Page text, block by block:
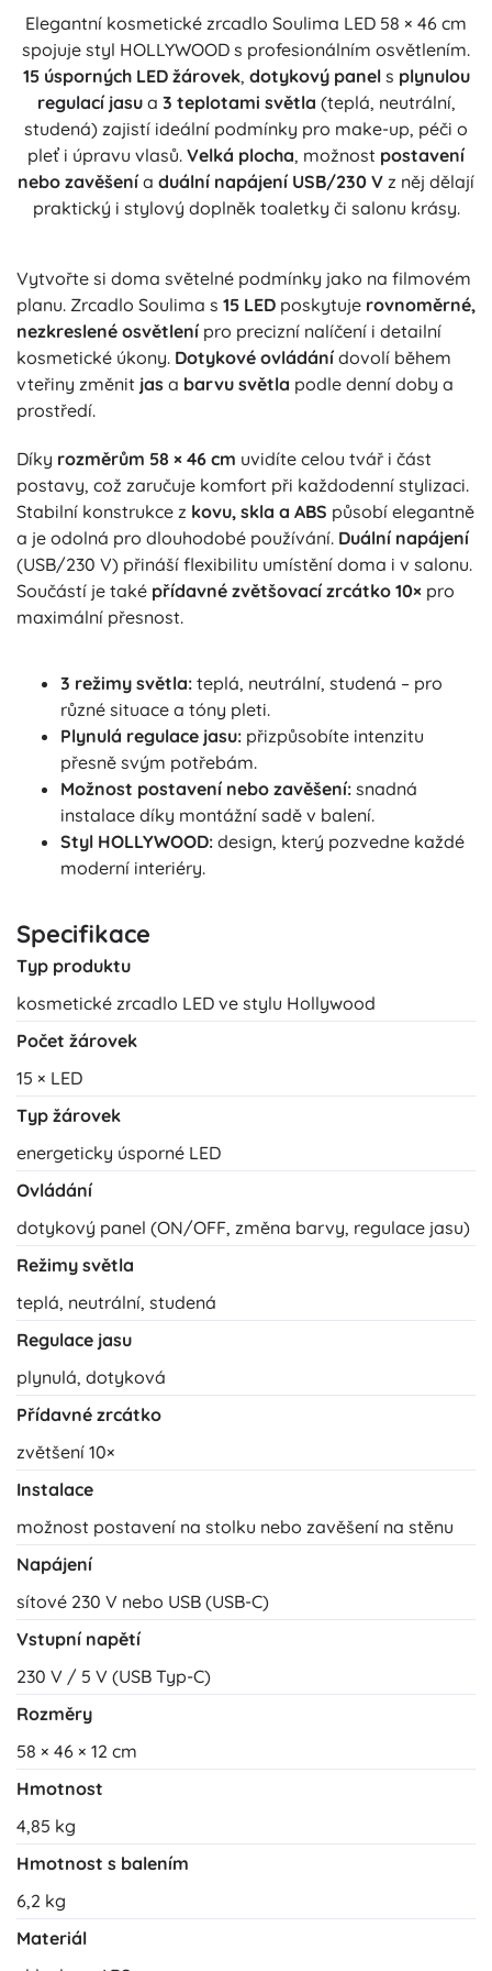
Elegantní kosmetické zrcadlo Soulima LED 58 × 46 cm
spojuje styl HOLLYWOOD s profesionálním osvětlením.
15 úsporných LED žárovek, dotykový panels plynulou
regulací jasua 3 teplotami světla (teplá, neutrální,
studená) zajistí ideální podmínky pro make-up, péči o
pleť i úpravu vlasů. Velká plocha, možnost postavení
nebo zavěšení a duální napájení USB/230 V z něj dělají
praktický i stylový doplněk toaletky či salonu krásy.
Vytvořte si doma světelné podmínky jako na filmovém
planu. Zrcadlo Soulima s 15 LED poskytuje rovnoměrné,
nezkreslené osvětlení pro precizní nalíčení i detailní
kosmetické úkony. Dotykové ovládání dovolí během
vteřiny změnit jas a barvu světla podle denní doby a
prostředí.
Díky rozměrům 58 × 46 cm uvidíte celou tvář i část
postavy, což zaručuje komfort při každodenní stylizaci.
Stabilní konstrukce z kovu, skla a ABS působí elegantně
a je odolná pro dlouhodobé používání. Duální napájení
(USB/230 V) přináší flexibilitu umístění doma i v salonu.
Součástí je také přídavné zvětšovací zrcátko 10× pro
maximální přesnost.
3 režimy světla: teplá, neutrální, studená – pro
různé situace a tóny pleti.
Plynulá regulace jasu: přizpůsobíte intenzitu
přesně svým potřebám.
Možnost postavení nebo zavěšení: snadná
instalace díky montážní sadě v balení.
Styl HOLLYWOOD: design, který pozvedne každé
moderní interiéry.
Specifikace
Typ produktu
kosmetické zrcadlo LED ve stylu Hollywood
Počet žárovek
15 × LED
Typ žárovek
energeticky úsporné LED
Ovládání
dotykový panel (ON/OFF, změna barvy, regulace jasu)
Režimy světla
teplá, neutrální, studená
Regulace jasu
plynulá, dotyková
Přídavné zrcátko
zvětšení 10×
Instalace
možnost postavení na stolku nebo zavěšení na stěnu
Napájení
sítové 230 V nebo USB (USB-C)
Vstupní napětí
230 V / 5 V (USB Typ-C)
Rozměry
58 × 46 × 12 cm
Hmotnost
4,85 kg
Hmotnost s balením
6,2 kg
Materiál